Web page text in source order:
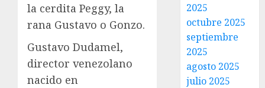
la cerdita Peggy, la
rana Gustavo o Gonzo.
Gustavo Dudamel,
director venezolano
nacido en
2025
octubre 2025
septiembre
2025
agosto 2025
julio 2025